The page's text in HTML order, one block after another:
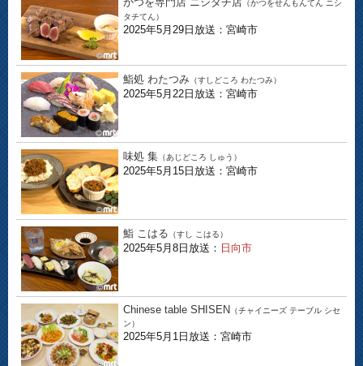
（かつをせんもんてん ニシ
タチてん）
2025年5月29日放送：宮崎市
鮨処 わたつみ （すしどころ わたつみ）
2025年5月22日放送：宮崎市
味処 集 （あじどころ しゅう）
2025年5月15日放送：宮崎市
鮨 こはる （すし こはる）
2025年5月8日放送： 日向市
Chinese table SHISEN （チャイニーズ テーブル シセ
ン）
2025年5月1日放送：宮崎市